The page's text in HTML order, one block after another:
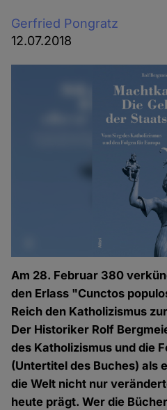
Gerfried Pongratz
12.07.2018
Am 28. Februar 380
den Erlass "Cunctos
Reich den Katholizismus
Der Historiker Rolf
des Katholizismus und die
(Untertitel des Buches) als
die Welt nicht nur
heute prägt. Wer die